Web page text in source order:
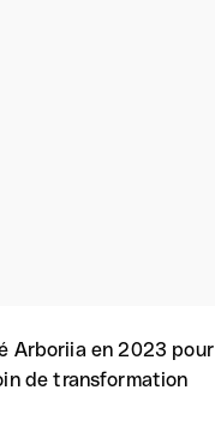
Arboriia en 2023 pour
de transformation